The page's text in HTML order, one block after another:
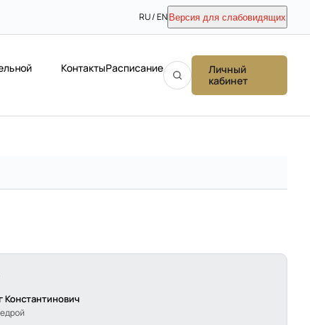
RU / EN Версия для слабовидящих
КонтактыРасписание
Личный
кабинет